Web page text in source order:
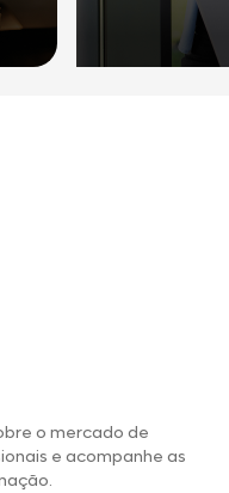
o mercado de
e acompanhe as